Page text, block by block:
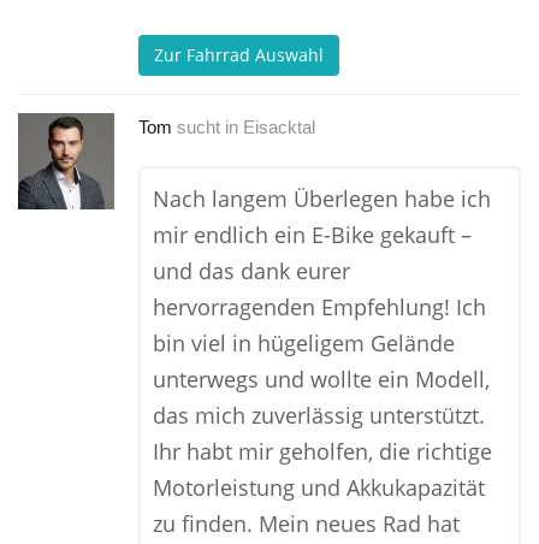
Zur Fahrrad Auswahl
Tom sucht in Eisacktal
Nach langem Überlegen habe ich
mir endlich ein E-Bike gekauft –
und das dank eurer
hervorragenden Empfehlung! Ich
bin viel in hügeligem Gelände
unterwegs und wollte ein Modell,
das mich zuverlässig unterstützt.
Ihr habt mir geholfen, die richtige
Motorleistung und Akkukapazität
zu finden. Mein neues Rad hat